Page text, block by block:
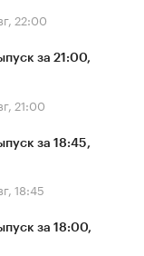
22:00
за 21:00,
21:00
за 18:45,
18:45
за 18:00,